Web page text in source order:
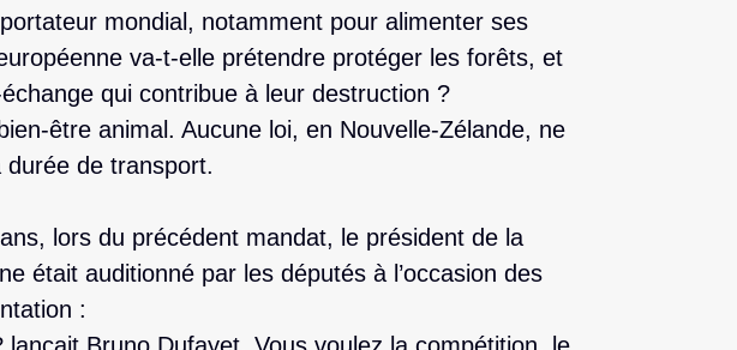
mondial, notamment pour alimenter ses
va-t-elle prétendre protéger les forêts, et
qui contribue à leur destruction ?
être animal. Aucune loi, en Nouvelle-Zélande, ne
durée de transport.
lors du précédent mandat, le président de la
était auditionné par les députés à l’occasion des
: